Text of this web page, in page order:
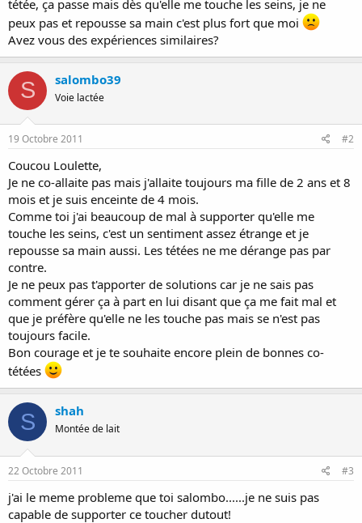
tétée, ça passe mais dès qu'elle me touche les seins, je ne
peux pas et repousse sa main c'est plus fort que moi
Avez vous des expériences similaires?
S salombo39
Voie lactée
19 Octobre 2011 #2
Coucou Loulette,
Je ne co-allaite pas mais j'allaite toujours ma fille de 2 ans et 8
mois et je suis enceinte de 4 mois.
Comme toi j'ai beaucoup de mal à supporter qu'elle me
touche les seins, c'est un sentiment assez étrange et je
repousse sa main aussi. Les tétées ne me dérange pas par
contre.
Je ne peux pas t'apporter de solutions car je ne sais pas
comment gérer ça à part en lui disant que ça me fait mal et
que je préfère qu'elle ne les touche pas mais se n'est pas
toujours facile.
Bon courage et je te souhaite encore plein de bonnes co-
tétées
S shah
Montée de lait
22 Octobre 2011 #3
j'ai le meme probleme que toi salombo......je ne suis pas
capable de supporter ce toucher dutout!